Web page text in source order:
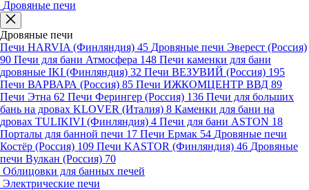
Дровяные печи
Дровяные печи
Печи HARVIA (Финляндия) 45 Дровяные печи Эверест (Россия)
90 Печи для бани Атмосфера 148 Печи каменки для бани
дровяные IKI (Финляндия) 32 Печи ВЕЗУВИЙ (Россия) 195
Печи ВАРВАРА (Россия) 85 Печи ИЖКОМЦЕНТР ВВД 89
Печи Этна 62 Печи Ферингер (Россия) 136 Печи для больших
бань на дровах KLOVER (Италия) 8 Каменки для бани на
дровах TULIKIVI (Финляндия) 4 Печи для бани ASTON 18
Порталы для банной печи 17 Печи Ермак 54 Дровяные печи
Костёр (Россия) 109 Печи KASTOR (Финляндия) 46 Дровяные
печи Вулкан (Россия) 70
Облицовки для банных печей
Электрические печи